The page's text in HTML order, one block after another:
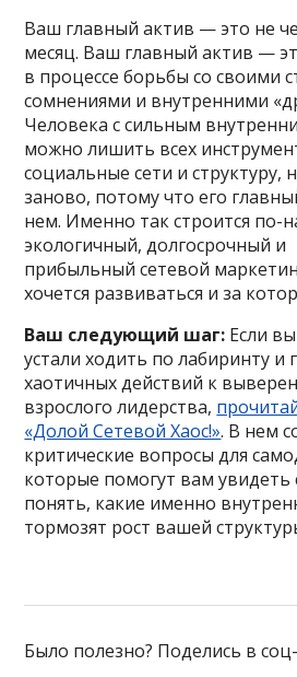
Ваш главный актив — это не
месяц. Ваш главный актив —
в процессе борьбы со своими
сомнениями и внутренними
Человека с сильным
можно лишить всех
социальные сети и структуру,
заново, потому что его
нем. Именно так строится по-
экологичный, долгосрочный и
прибыльный сетевой
хочется развиваться и за
Ваш следующий шаг: Если
устали ходить по лабиринту и
хаотичных действий к
взрослого лидерства,
«Долой Сетевой Хаос!». В нем
критические вопросы для
которые помогут вам увидеть
понять, какие именно
тормозят рост вашей
Было полезно? Поделись в соц-